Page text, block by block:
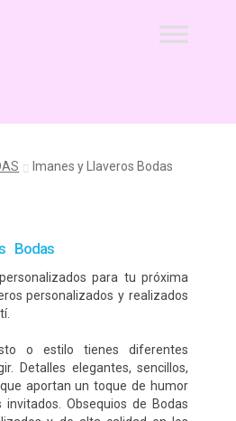
con Foto: ¿Con Goma o con
y Preguntas Frecuentes
Imanes y Llaveros Bodas
Bodas
para tu próxima
personalizados y realizados
o estilo tienes diferentes
Detalles elegantes, sencillos,
aportan un toque de humor
Obsequios de Bodas